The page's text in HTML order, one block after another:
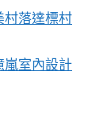
村落達標村
嵐室內設計